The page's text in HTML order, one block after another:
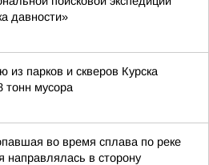
давности»
из парков и скверов Курска
тонн мусора
во время сплава по реке
направлялась в сторону